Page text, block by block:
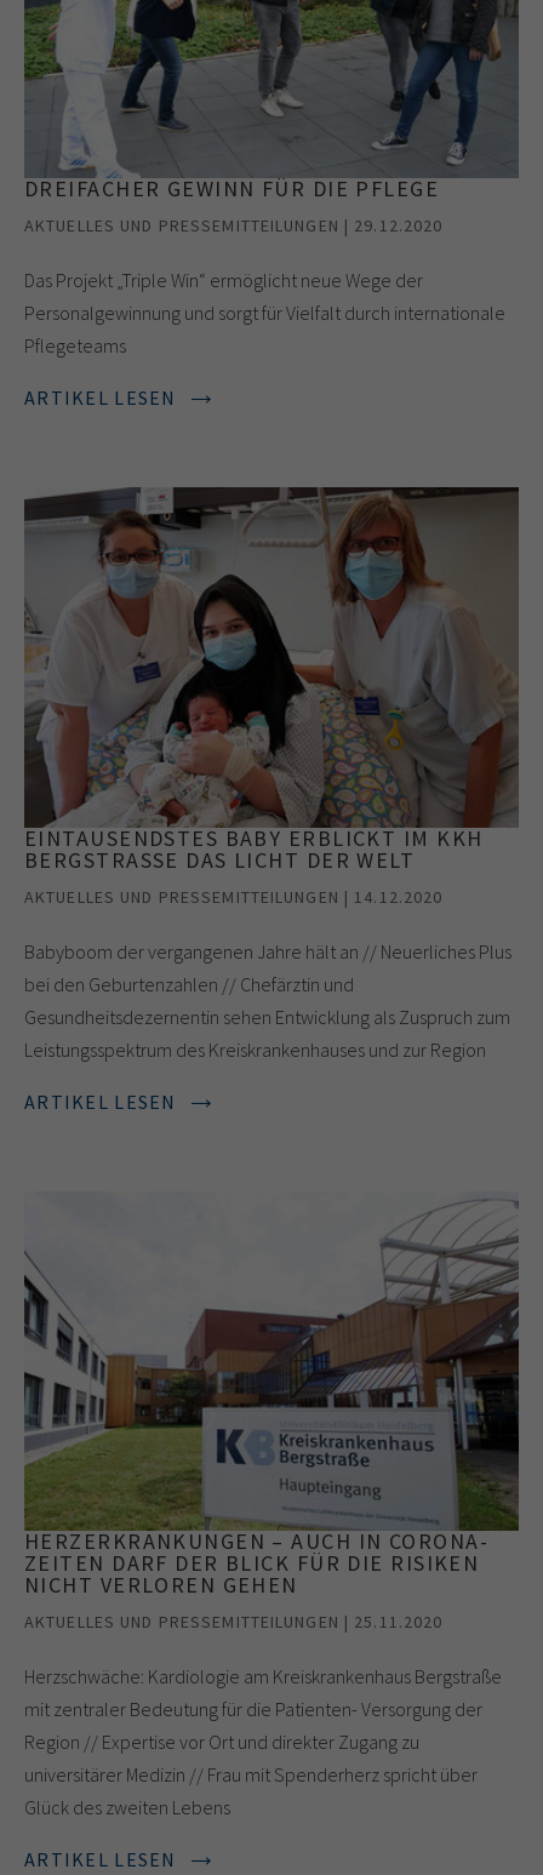
DREIFACHER GEWINN FÜR DIE PFLEGE
AKTUELLES UND PRESSEMITTEILUNGEN | 29.12.2020
Das Projekt „Triple Win“ ermöglicht neue Wege der
Personalgewinnung und sorgt für Vielfalt durch internationale
Pflegeteams
ARTIKEL LESEN
EINTAUSENDSTES BABY ERBLICKT IM KKH
BERGSTRASSE DAS LICHT DER WELT
AKTUELLES UND PRESSEMITTEILUNGEN | 14.12.2020
Babyboom der vergangenen Jahre hält an // Neuerliches Plus
bei den Geburtenzahlen // Chefärztin und
Gesundheitsdezernentin sehen Entwicklung als Zuspruch zum
Leistungsspektrum des Kreiskrankenhauses und zur Region
ARTIKEL LESEN
HERZERKRANKUNGEN – AUCH IN CORONA-
ZEITEN DARF DER BLICK FÜR DIE RISIKEN
NICHT VERLOREN GEHEN
AKTUELLES UND PRESSEMITTEILUNGEN | 25.11.2020
Herzschwäche: Kardiologie am Kreiskrankenhaus Bergstraße
mit zentraler Bedeutung für die Patienten- Versorgung der
Region // Expertise vor Ort und direkter Zugang zu
universitärer Medizin // Frau mit Spenderherz spricht über
Glück des zweiten Lebens
ARTIKEL LESEN